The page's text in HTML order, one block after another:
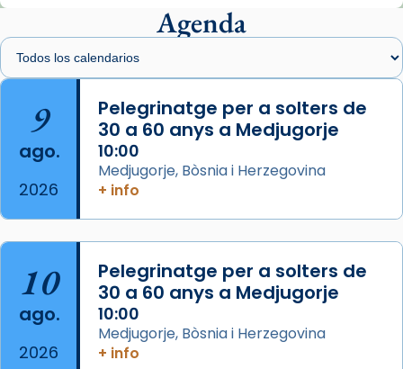
de Barcelona.
2 weeks ago
Aquest dilluns, 27 de juliol, ha tingut lloc la
missa d’acció de gràcies en agraïment al
comitè organitzador de la visita apostòlica
del Sant Pare Lleó XIV a Barcelona, i als
col·laboradors, a la Catedral de Barcelona.
L’arquebisbe de Barcelona, el cardenal Joan
Josep Omella, ha presidit la missa i l’ha
concelebrat el bisbe auxiliar de Barcelona,
Mons. David Abadías.
Agenda
9
ago.
2026
Pelegrinatge per a solters de
30 a 60 anys a Medjugorje
10:00
Medjugorje, Bòsnia i Herzegovina
+ info
10
ago.
2026
Pelegrinatge per a solters de
30 a 60 anys a Medjugorje
10:00
Medjugorje, Bòsnia i Herzegovina
+ info